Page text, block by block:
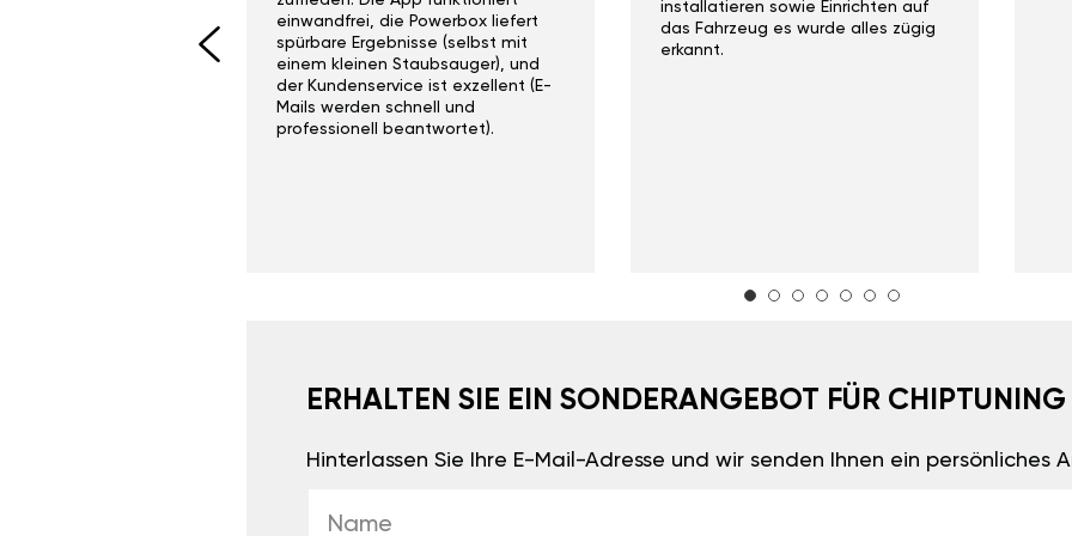
einwandfrei, die Powerbox liefert
spürbare Ergebnisse (selbst mit
einem kleinen Staubsauger), und
der Kundenservice ist exzellent (E-
Mails werden schnell und
professionell beantwortet).
installatieren sowie Einrichten auf
das Fahrzeug es wurde alles zügig
erkannt.
ERHALTEN SIE EIN SONDERANGEBOT FÜR CHIPTUNING
Hinterlassen Sie Ihre E-Mail-Adresse und wir senden Ihnen ein persönliches